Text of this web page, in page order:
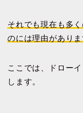
それでも現在も多
のには理由がありま
ここでは、ドロー
します。